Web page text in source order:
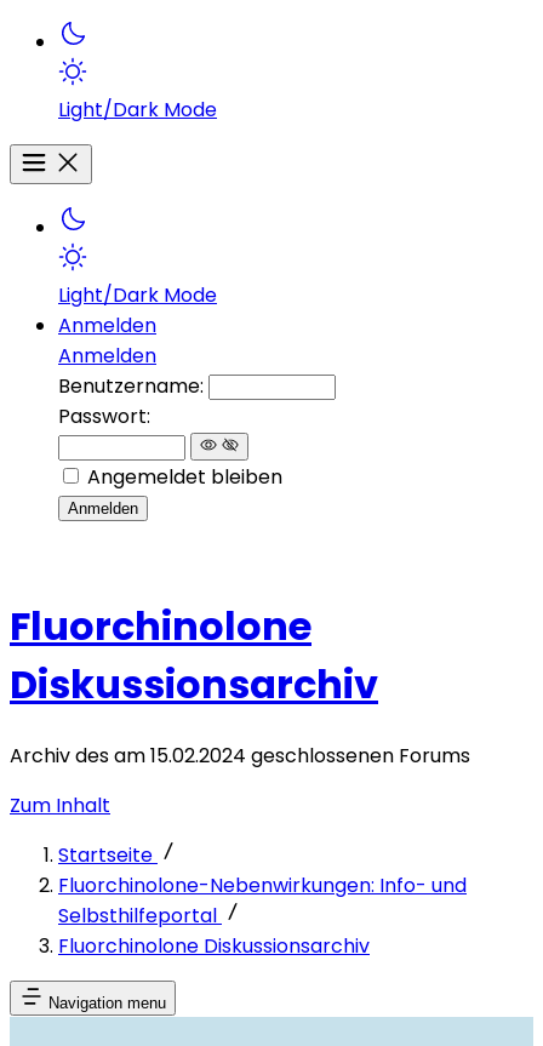
Light/Dark Mode
Light/Dark Mode
Anmelden
Anmelden
Benutzername:
Passwort:
Angemeldet bleiben
Anmelden
Fluorchinolone
Diskussionsarchiv
Archiv des am 15.02.2024 geschlossenen Forums
Zum Inhalt
Startseite
Fluorchinolone-Nebenwirkungen: Info- und
Selbsthilfeportal
Fluorchinolone Diskussionsarchiv
Navigation menu